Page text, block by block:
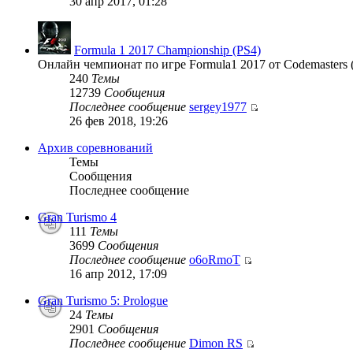
Formula 1 2017 Championship (PS4)
Онлайн чемпионат по игре Formula1 2017 от Codemasters
240 Темы
12739 Сообщения
Последнее сообщение sergey1977
26 фев 2018, 19:26
Архив соревнований
Темы
Сообщения
Последнее сообщение
Gran Turismo 4
111 Темы
3699 Сообщения
Последнее сообщение o6oRmoT
16 апр 2012, 17:09
Gran Turismo 5: Prologue
24 Темы
2901 Сообщения
Последнее сообщение Dimon RS